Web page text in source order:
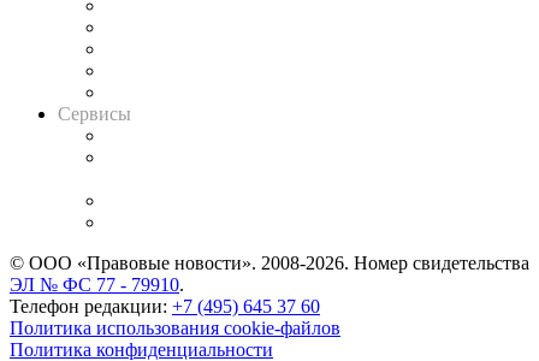
Сервисы
© ООО «Правовые новости». 2008-2026. Номер свидетельства
ЭЛ № ФС 77 - 79910.
Телефон редакции: +7 (495) 645 37 60
Политика использования cookie-файлов
Политика конфиденциальности